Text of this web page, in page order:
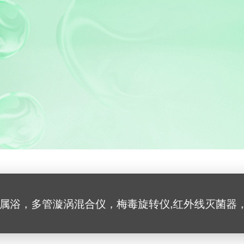
孔板恒温振荡器，恒温混匀仪，水平摇床，牛奶抗生素恒温温育器，细菌内毒素恒温检测仪，PRP凝胶加热机孵育制备器，脂肪注射器离心机，大自血摇床，氮吹仪。